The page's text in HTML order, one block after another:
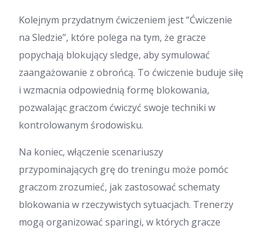
Kolejnym przydatnym ćwiczeniem jest “Ćwiczenie
na Sledzie”, które polega na tym, że gracze
popychają blokujący sledge, aby symulować
zaangażowanie z obrońcą. To ćwiczenie buduje siłę
i wzmacnia odpowiednią formę blokowania,
pozwalając graczom ćwiczyć swoje techniki w
kontrolowanym środowisku.
Na koniec, włączenie scenariuszy
przypominających grę do treningu może pomóc
graczom zrozumieć, jak zastosować schematy
blokowania w rzeczywistych sytuacjach. Trenerzy
mogą organizować sparingi, w których gracze